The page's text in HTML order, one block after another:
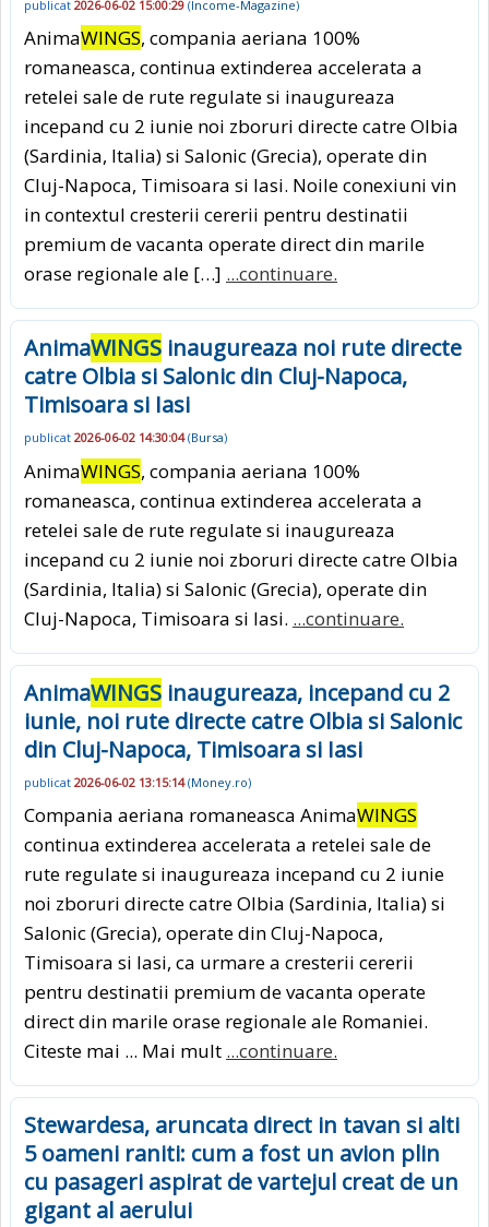
publicat 2026-06-02 15:00:29 (Income-Magazine)
AnimaWINGS, compania aeriana 100%
romaneasca, continua extinderea accelerata a
retelei sale de rute regulate si inaugureaza
incepand cu 2 iunie noi zboruri directe catre Olbia
(Sardinia, Italia) si Salonic (Grecia), operate din
Cluj-Napoca, Timisoara si Iasi. Noile conexiuni vin
in contextul cresterii cererii pentru destinatii
premium de vacanta operate direct din marile
orase regionale ale […] ...continuare.
AnimaWINGS inaugureaza noi rute directe
catre Olbia si Salonic din Cluj-Napoca,
Timisoara si Iasi
publicat 2026-06-02 14:30:04(Bursa)
AnimaWINGS, compania aeriana 100%
romaneasca, continua extinderea accelerata a
retelei sale de rute regulate si inaugureaza
incepand cu 2 iunie noi zboruri directe catre Olbia
(Sardinia, Italia) si Salonic (Grecia), operate din
Cluj-Napoca, Timisoara si Iasi. ...continuare.
AnimaWINGS inaugureaza, incepand cu 2
iunie, noi rute directe catre Olbia si Salonic
din Cluj-Napoca, Timisoara si Iasi
publicat 2026-06-02 13:15:14(Money.ro)
Compania aeriana romaneasca AnimaWINGS
continua extinderea accelerata a retelei sale de
rute regulate si inaugureaza incepand cu 2 iunie
noi zboruri directe catre Olbia (Sardinia, Italia) si
Salonic (Grecia), operate din Cluj-Napoca,
Timisoara si Iasi, ca urmare a cresterii cererii
pentru destinatii premium de vacanta operate
direct din marile orase regionale ale Romaniei.
Citeste mai ... Mai mult ...continuare.
Stewardesa, aruncata direct in tavan si alti
5 oameni raniti: cum a fost un avion plin
cu pasageri aspirat de vartejul creat de un
gigant al aerului